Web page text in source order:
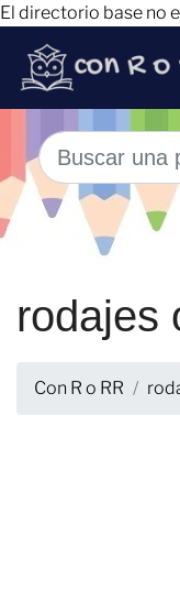
El directorio base no
rodajes
Con R o RR